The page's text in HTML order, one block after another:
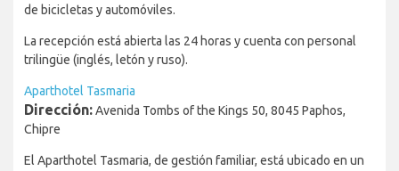
de bicicletas y automóviles.
La recepción está abierta las 24 horas y cuenta con personal
trilingüe (inglés, letón y ruso).
Aparthotel Tasmaria
Dirección:Avenida Tombs of the Kings 50, 8045 Paphos,
Chipre
El Aparthotel Tasmaria, de gestión familiar, está ubicado en un